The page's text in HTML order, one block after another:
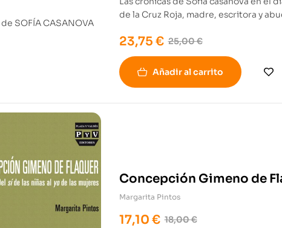
de la Cruz Roja, madre, escritora y
revoluciones rusas que
25,00€
23,75 €
Añadir al carrito
Concepción Gimeno de
Margarita Pintos
18,00€
17,10 €